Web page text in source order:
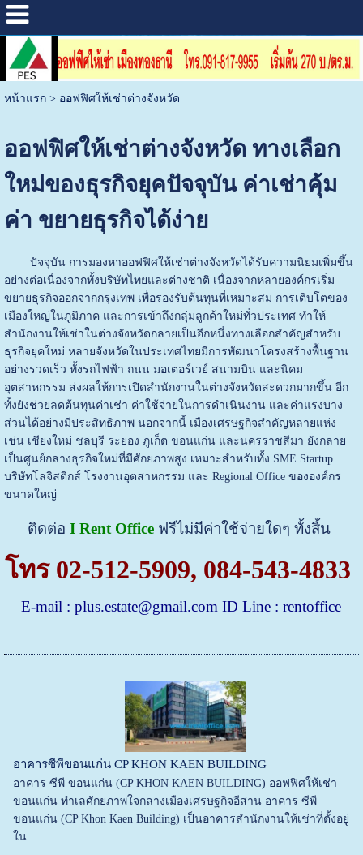
หน้าแรก> ออฟฟิศให้เช่าต่างจังหวัด
ออฟฟิศให้เช่าต่างจังหวัด ทางเลือก
ใหม่ของธุรกิจยุคปัจจุบัน ค่าเช่าคุ้ม
ค่า ขยายธุรกิจได้ง่าย
ปัจจุบัน การมองหาออฟฟิศให้เช่าต่างจังหวัดได้รับความนิยมเพิ่มขึ้น
อย่างต่อเนื่องจากทั้งบริษัทไทยและต่างชาติ เนื่องจากหลายองค์กรเริ่ม
ขยายธุรกิจออกจากกรุงเทพ เพื่อรองรับต้นทุนที่เหมาะสม การเติบโตของ
เมืองใหญ่ในภูมิภาค และการเข้าถึงกลุ่มลูกค้าใหม่ทั่วประเทศ ทำให้
สำนักงานให้เช่าในต่างจังหวัดกลายเป็นอีกหนึ่งทางเลือกสำคัญสำหรับ
ธุรกิจยุคใหม่ หลายจังหวัดในประเทศไทยมีการพัฒนาโครงสร้างพื้นฐาน
อย่างรวดเร็ว ทั้งรถไฟฟ้า ถนน มอเตอร์เวย์ สนามบิน และนิคม
อุตสาหกรรม ส่งผลให้การเปิดสำนักงานในต่างจังหวัดสะดวกมากขึ้น อีก
ทั้งยังช่วยลดต้นทุนค่าเช่า ค่าใช้จ่ายในการดำเนินงาน และค่าแรงบาง
ส่วนได้อย่างมีประสิทธิภาพ นอกจากนี้ เมืองเศรษฐกิจสำคัญหลายแห่ง
เช่น เชียงใหม่ ชลบุรี ระยอง ภูเก็ต ขอนแก่น และนครราชสีมา ยังกลาย
เป็นศูนย์กลางธุรกิจใหม่ที่มีศักยภาพสูง เหมาะสำหรับทั้ง SME Startup
บริษัทโลจิสติกส์ โรงงานอุตสาหกรรม และ Regional Office ขององค์กร
ขนาดใหญ่
ติดต่อ I Rent Office ฟรีไม่มีค่าใช้จ่ายใดๆ ทั้งสิ้น
โทร 02-512-5909, 084-543-4833
E-mail :plus.estate@gmail.com ID Line : rentoffice
อาคารซีพีขอนแก่น CP KHON KAEN BUILDING
อาคาร ซีพี ขอนแก่น (CP KHON KAEN BUILDING) ออฟฟิศให้เช่า
ขอนแก่น ทำเลศักยภาพใจกลางเมืองเศรษฐกิจอีสาน อาคาร ซีพี
ขอนแก่น (CP Khon Kaen Building) เป็นอาคารสำนักงานให้เช่าที่ตั้งอยู่
ใน...